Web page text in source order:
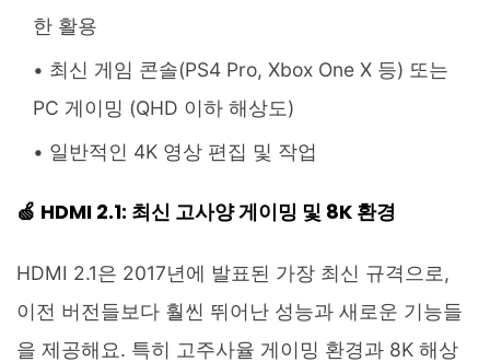
한 활용
최신 게임 콘솔(PS4 Pro, Xbox One X 등) 또는
PC 게이밍 (QHD 이하 해상도)
일반적인 4K 영상 편집 및 작업
🍏 HDMI 2.1: 최신 고사양 게이밍 및 8K 환경
HDMI 2.1은 2017년에 발표된 가장 최신 규격으로,
이전 버전들보다 훨씬 뛰어난 성능과 새로운 기능들
을 제공해요. 특히 고주사율 게이밍 환경과 8K 해상